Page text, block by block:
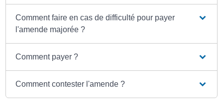
Comment faire en cas de difficulté pour payer
l'amende majorée ?
Comment payer ?
Comment contester l'amende ?